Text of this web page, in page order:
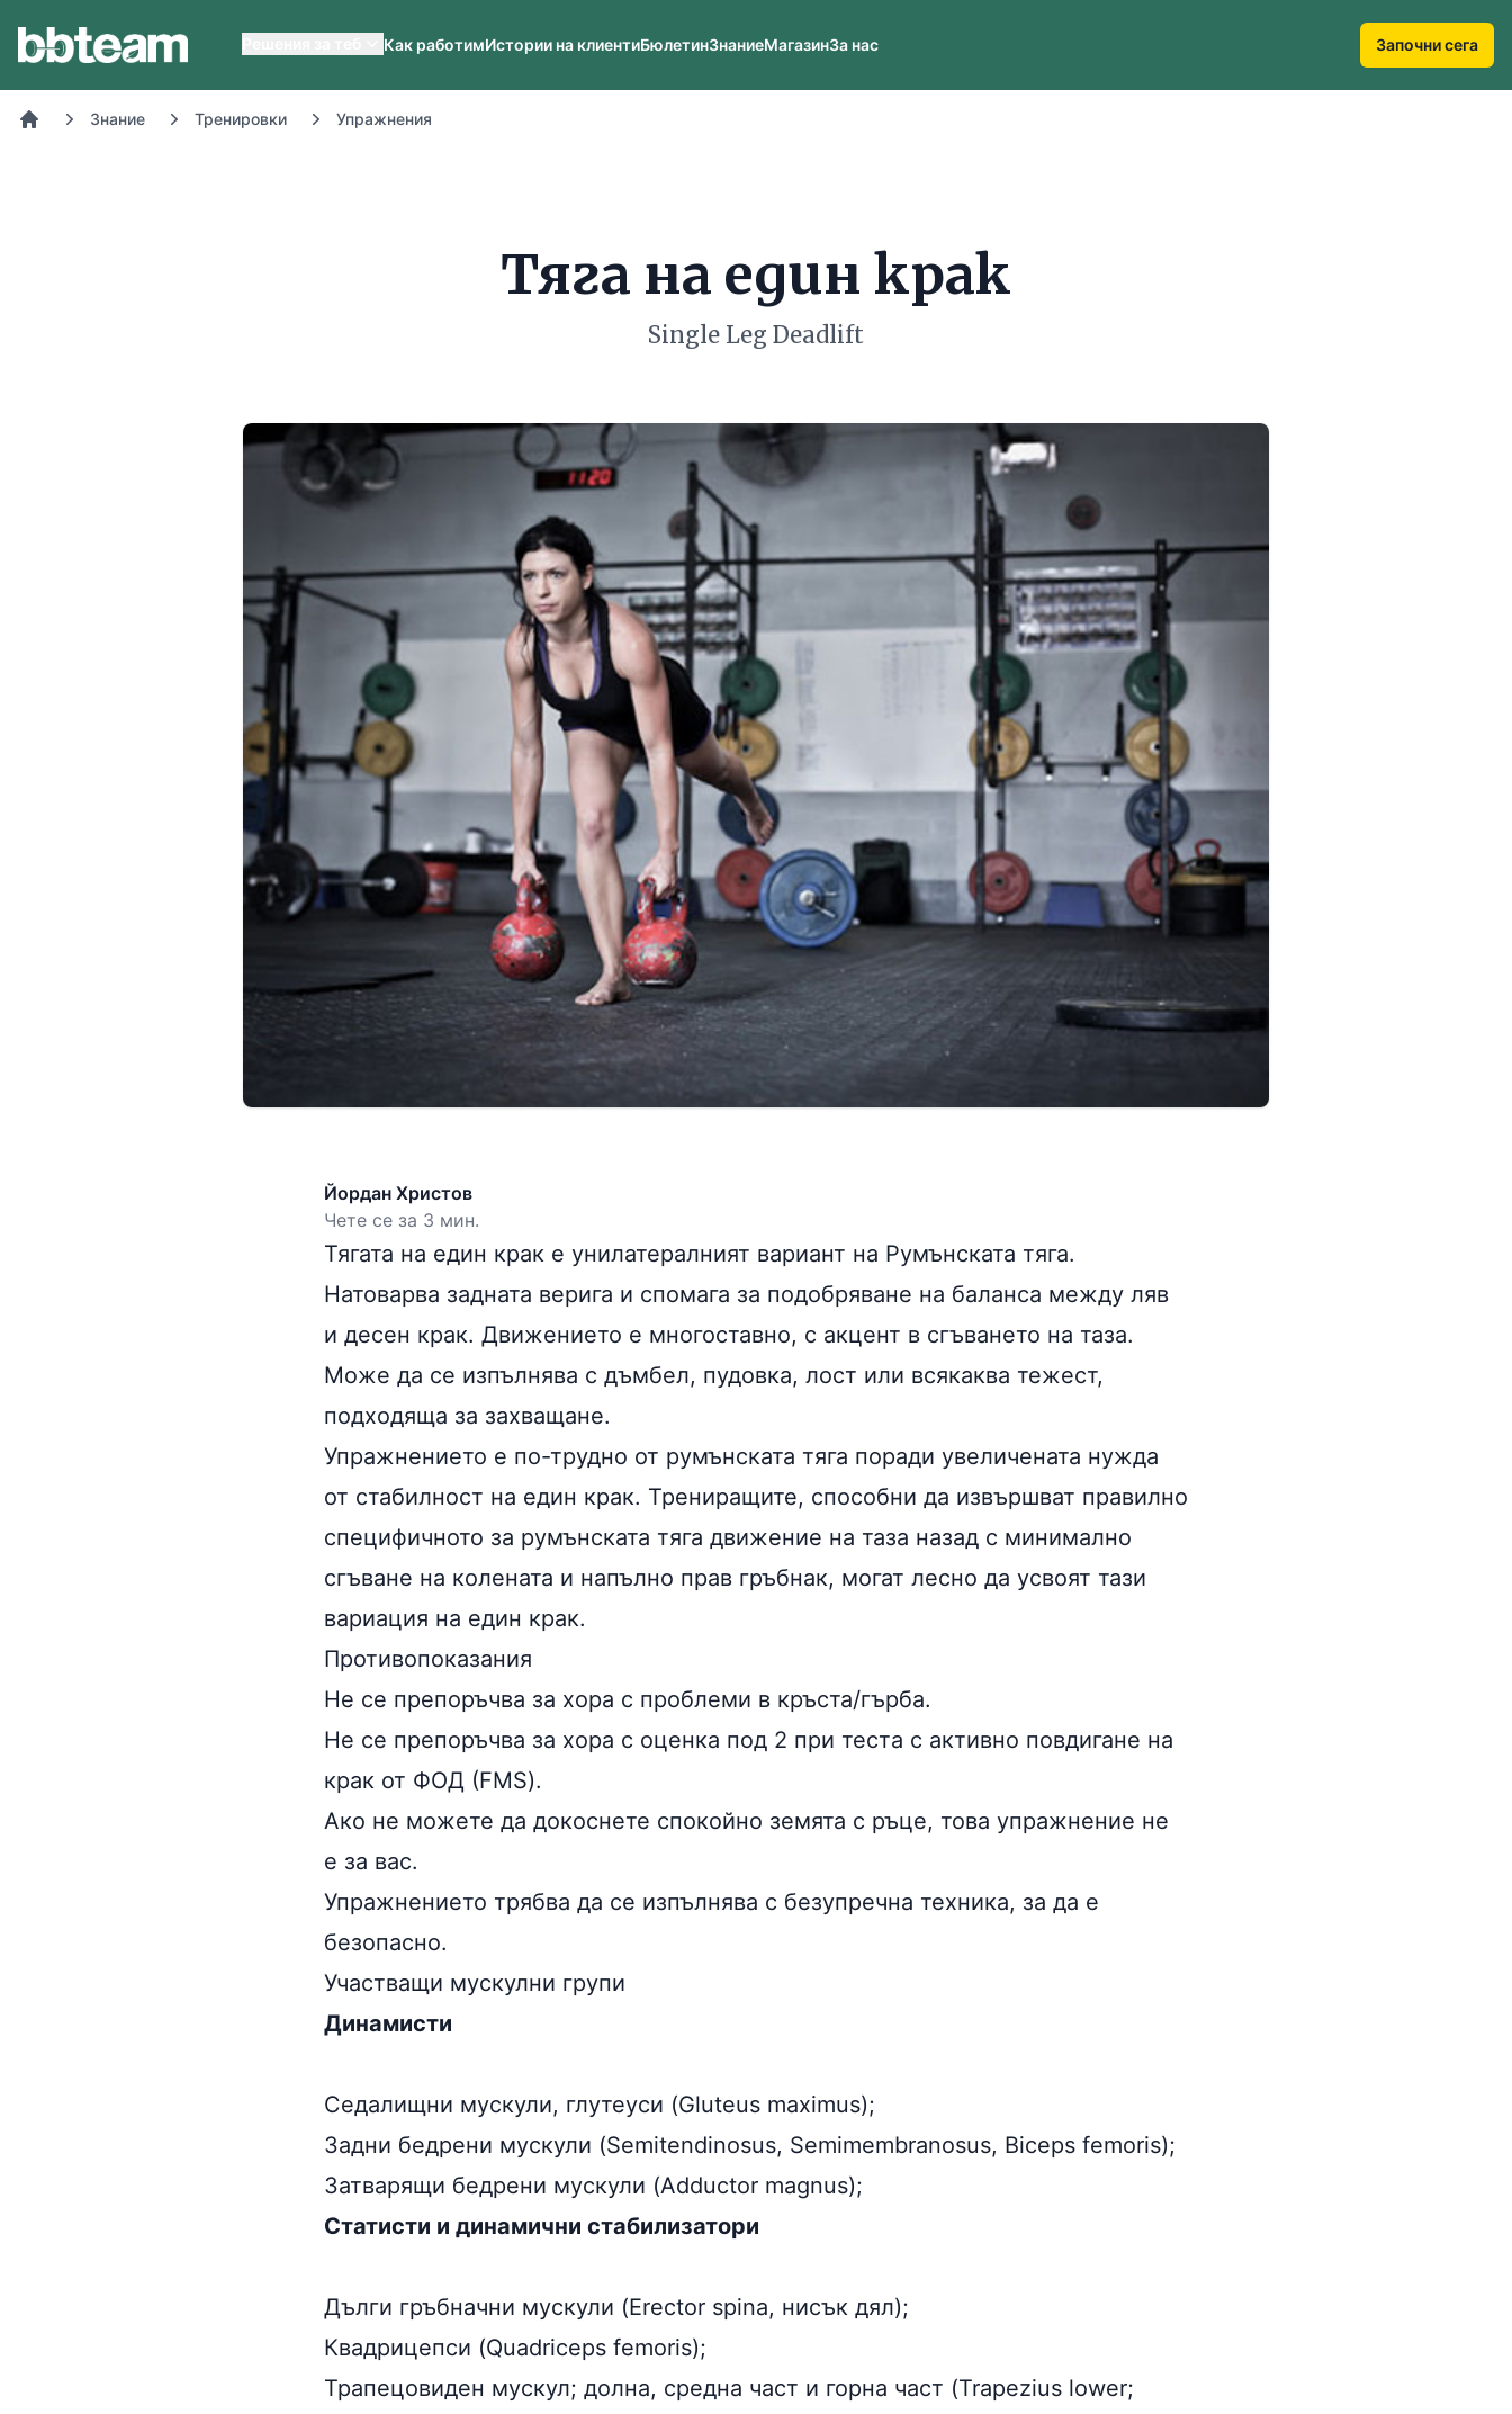
Как работимИстории на клиентиБюлетинЗнаниеМагазинЗа нас Започни сега
Знание Тренировки Упражнения
Тяга на един крак
Single Leg Deadlift
Йордан Христов
Чете се за 3 мин.
Тягата на един крак е унилатералният вариант на Румънската тяга.
Натоварва задната верига и спомага за подобряване на баланса между ляв
и десен крак. Движението е многоставно, с акцент в сгъването на таза.
Може да се изпълнява с дъмбел, пудовка, лост или всякаква тежест,
подходяща за захващане.
Упражнението е по-трудно от румънската тяга поради увеличената нужда
от стабилност на един крак. Трениращите, способни да извършват правилно
специфичното за румънската тяга движение на таза назад с минимално
сгъване на колената и напълно прав гръбнак, могат лесно да усвоят тази
вариация на един крак.
Противопоказания
Не се препоръчва за хора с проблеми в кръста/гърба.
Не се препоръчва за хора с оценка под 2 при тестa с активно повдигане на
крак от ФОД (FMS).
Ако не можете да докоснете спокойно земята с ръце, това упражнение не
е за вас.
Упражнението трябва да се изпълнява с безупречна техника, за да е
безопасно.
Участващи мускулни групи
Динамисти
Седалищни мускули, глутеуси (Gluteus maximus);
Задни бедрени мускули (Semitendinosus, Semimembranosus, Biceps femoris);
Затварящи бедрени мускули (Adductor magnus);
Статисти и динамични стабилизатори
Дълги гръбначни мускули (Erector spina, нисък дял);
Квадрицепси (Quadriceps femoris);
Трапецовиден мускул; долна, средна част и горна част (Trapezius lower;